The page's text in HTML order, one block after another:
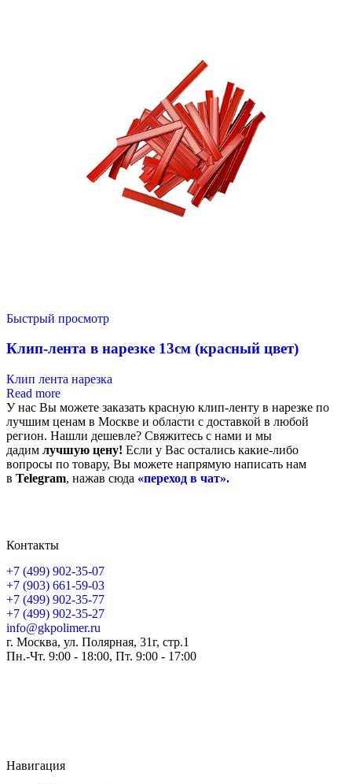
Быстрый просмотр
Клип-лента в нарезке 13см (красный цвет)
Клип лента нарезка
Read more
У нас Вы можете заказать красную клип-ленту в нарезке по
лучшим ценам в Москве и области с доставкой в любой
регион. Нашли дешевле? Свяжитесь с нами и мы
дадим лучшую цену! Если у Вас остались какие-либо
вопросы по товару, Вы можете напрямую написать нам
в Telegram, нажав сюда «переход в чат».
Контакты
+7 (499) 902-35-07
+7 (903) 661-59-03
+7 (499) 902-35-77
+7 (499) 902-35-27
info@gkpolimer.ru
г. Москва, ул. Полярная, 31г, стр.1
Пн.-Чт. 9:00 - 18:00, Пт. 9:00 - 17:00
Навигация